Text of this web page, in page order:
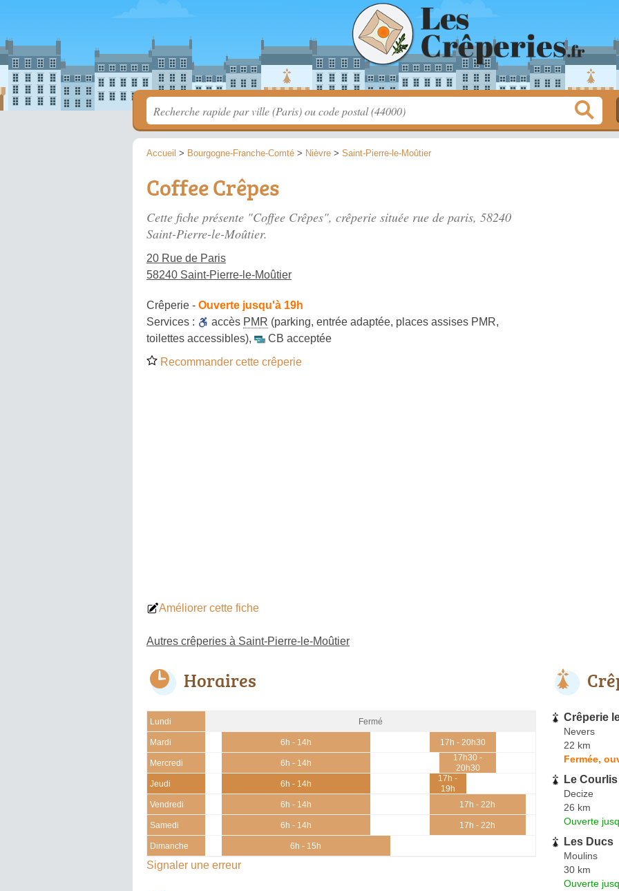
Accueil > Bourgogne-Franche-Comté > Nièvre > Saint-Pierre-le-Moûtier
Coffee Crêpes
Cette fiche présente "Coffee Crêpes", crêperie située rue de paris, 58240
Saint-Pierre-le-Moûtier.
20 Rue de Paris
58240 Saint-Pierre-le-Moûtier
Crêperie - Ouverte jusqu'à 19h
Services :
accès PMR (parking, entrée adaptée, places assises PMR,
toilettes accessibles),
CB acceptée
Recommander cette crêperie
Améliorer cette fiche
Autres crêperies à Saint-Pierre-le-Moûtier
Horaires
Lundi Fermé
Mardi 6h - 14h 17h - 20h30
Mercredi 6h - 14h
17h30 -
20h30
Jeudi
6h - 14h
17h -
19h
Vendredi
6h - 14h 17h - 22h
Samedi 6h - 14h 17h - 22h
Dimanche 6h - 15h
Signaler une erreur
Crêperie
Nevers
22 km
Fermée,
Le Courlis
Decize
26 km
Ouverte
Les Ducs
Moulins
30 km
Ouverte